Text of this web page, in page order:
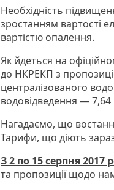
Необхідність
зростанням вартості
вартістю опалення.
Як йдеться на
до НКРЕКП з
централізованого
водовідведення — 7,64
Нагадаємо, що
Тарифи, що діють
З 2 по 15серпня 2017
та пропозиції щодо